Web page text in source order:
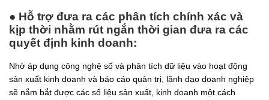
● Hỗ trợ đưa ra các phân tích chính xác và
kịp thời nhằm rút ngắn thời gian đưa ra các
quyết định kinh doanh:
Nhờ áp dụng công nghệ số và phân tích dữ liệu vào hoạt động
sản xuất kinh doanh và báo cáo quản trị, lãnh đạo doanh nghiệp
sẽ nắm bắt được các số liệu sản xuất, kinh doanh một cách